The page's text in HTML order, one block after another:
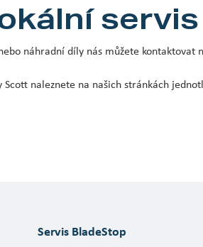
servis
náhradní díly nás můžete kontaktovat
naleznete na našich stránkách
Servis BladeStop